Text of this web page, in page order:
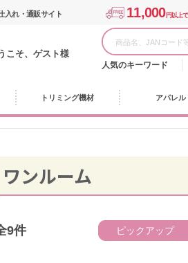
入れ・通販サイト 11,000円以上で
こそ、ゲスト様
人気のキーワード
トリミング機材 アパレル
ワンルーム
9件 ピックアップ